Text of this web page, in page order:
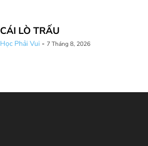
CÁI LÒ TRẤU
Học Phải Vui - 7 Tháng 8, 2026